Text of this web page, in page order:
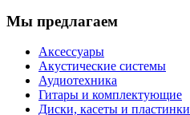
Мы предлагаем
Аксессуары
Акустические системы
Аудиотехника
Гитары и комплектующие
Диски, касеты и пластинки